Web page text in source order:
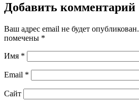
Добавить комментарий
Ваш адрес email не будет опубликован.
помечены *
Имя *
Email *
Сайт